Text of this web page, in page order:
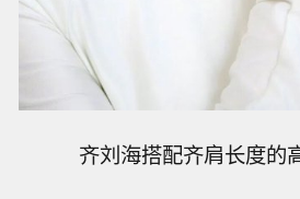
齐刘海搭配齐肩长度的